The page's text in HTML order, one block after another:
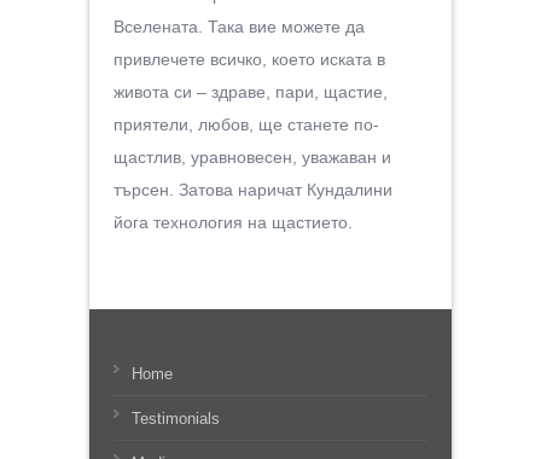
Вселената. Така вие можете да
привлечете всичко, което иската в
живота си – здраве, пари, щастие,
приятели, любов, ще станете по-
щастлив, уравновесен, уважаван и
търсен. Затова наричат Кундалини
йога технология на щастието.
Home
Testimonials